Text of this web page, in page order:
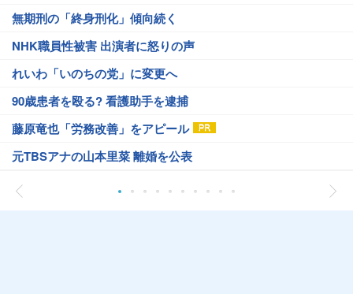
無期刑の「終身刑化」傾向続く
NHK職員性被害 出演者に怒りの声
れいわ「いのちの党」に変更へ
90歳患者を殴る? 看護助手を逮捕
藤原竜也「労務改善」をアピール
元TBSアナの山本里菜 離婚を公表